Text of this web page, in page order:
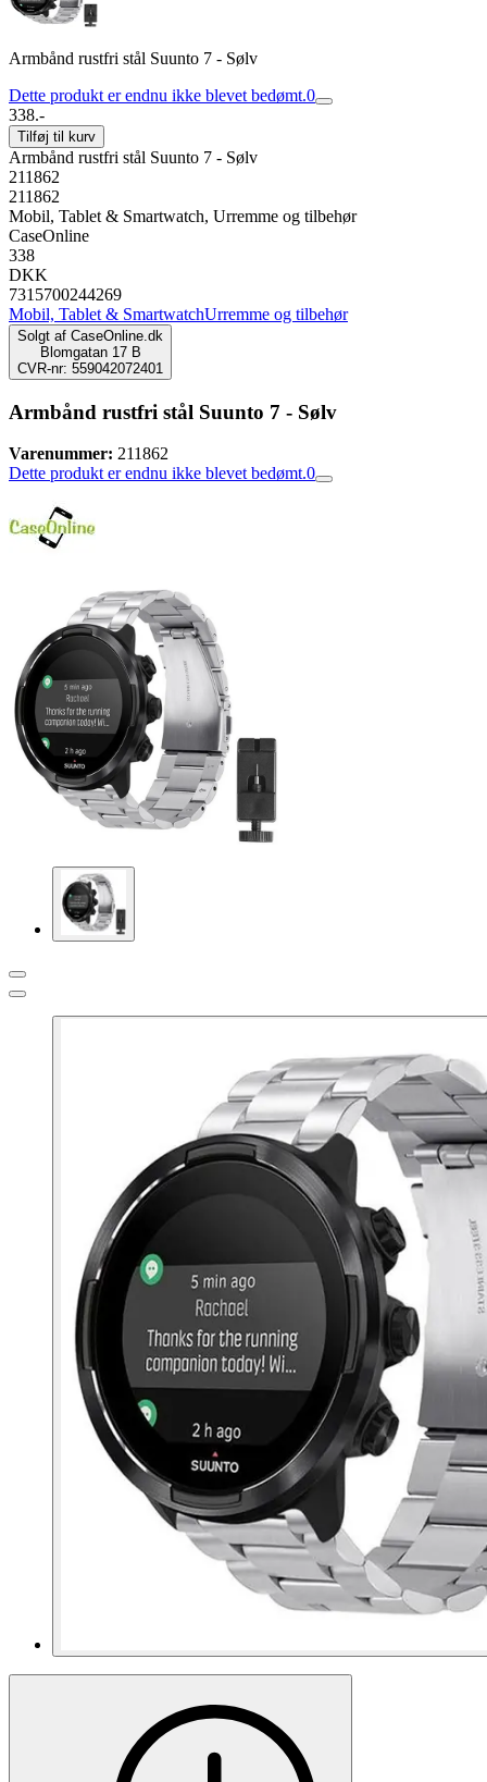
Armbånd rustfri stål Suunto 7 - Sølv
Dette produkt er endnu ikke blevet bedømt.0
338.-
Tilføj til kurv
Armbånd rustfri stål Suunto 7 - Sølv
211862
211862
Mobil, Tablet & Smartwatch, Urremme og tilbehør
CaseOnline
338
DKK
7315700244269
Mobil, Tablet & SmartwatchUrremme og tilbehør
Solgt af CaseOnline.dk
Blomgatan 17 B
CVR-nr: 559042072401
Armbånd rustfri stål Suunto 7 - Sølv
Varenummer: 211862
Dette produkt er endnu ikke blevet bedømt.0